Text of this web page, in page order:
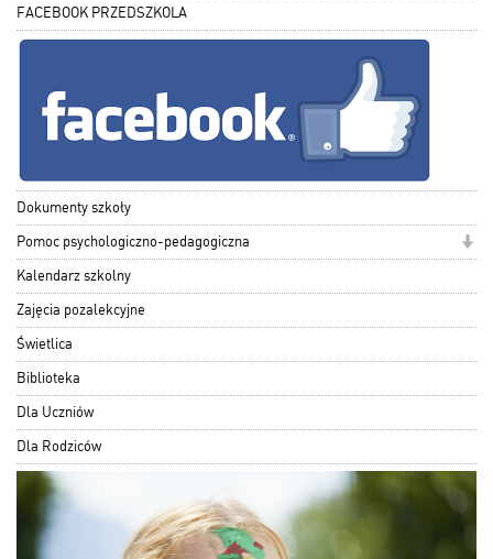
FACEBOOK PRZEDSZKOLA
Dokumenty szkoły
Pomoc psychologiczno-pedagogiczna
Kalendarz szkolny
Zajęcia pozalekcyjne
Świetlica
Biblioteka
Dla Uczniów
Dla Rodziców